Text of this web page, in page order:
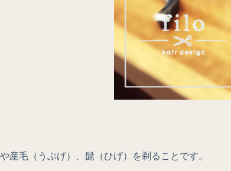
産毛（うぶげ）、髭（ひげ）を剃ることです。